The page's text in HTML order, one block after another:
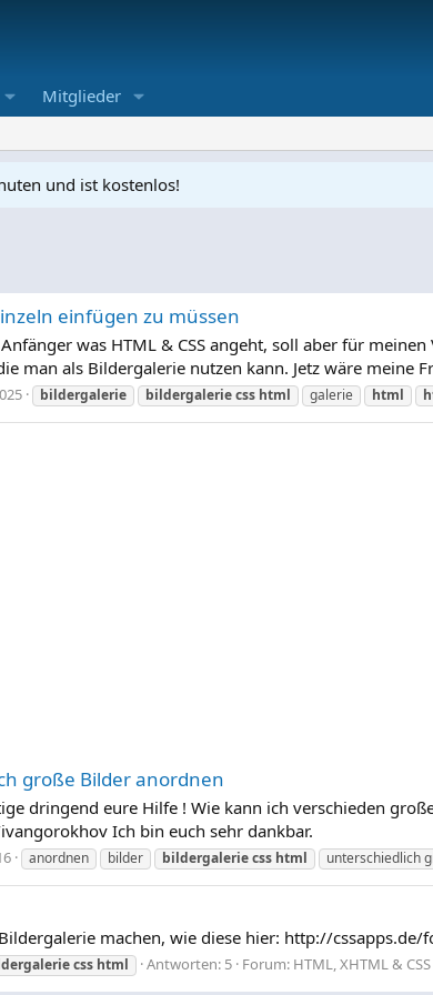
Mitglieder
und ist kostenlos!
einfügen zu müssen
was HTML & CSS angeht, soll aber für
man als Bildergalerie nutzen kann. Jetz wäre meine
bildergalerie bildergaleriecss html galerie html
große Bilder anordnen
dringend eure Hilfe ! Wie kann ich verschieden
Ich bin euch sehr dankbar.
anordnen bilder bildergaleriecss html unterschiedlich
machen, wie diese hier: http://
css html Antworten: 5 Forum: HTML, XHTML & CSS